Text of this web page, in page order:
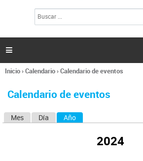
l
s

Se
usted
Inicio›Calendario›Calendario de eventos
Calendario de eventos
Mes Día Año
2024